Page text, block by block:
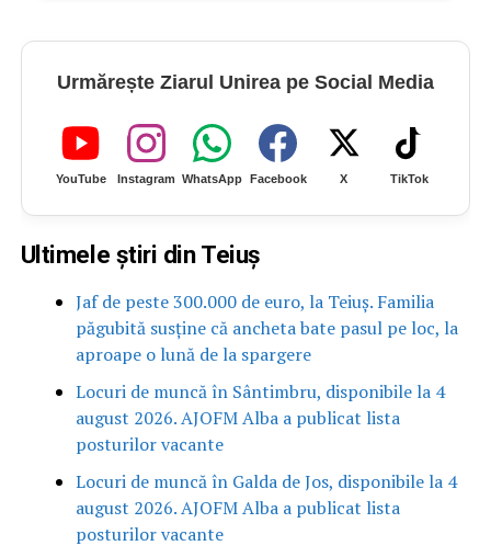
Urmărește Ziarul Unirea pe Social Media
YouTube Instagram WhatsApp Facebook X TikTok
Ultimele știri din Teiuș
Jaf de peste 300.000 de euro, la Teiuș. Familia
păgubită susține că ancheta bate pasul pe loc, la
aproape o lună de la spargere
Locuri de muncă în Sântimbru, disponibile la 4
august 2026. AJOFM Alba a publicat lista
posturilor vacante
Locuri de muncă în Galda de Jos, disponibile la 4
august 2026. AJOFM Alba a publicat lista
posturilor vacante